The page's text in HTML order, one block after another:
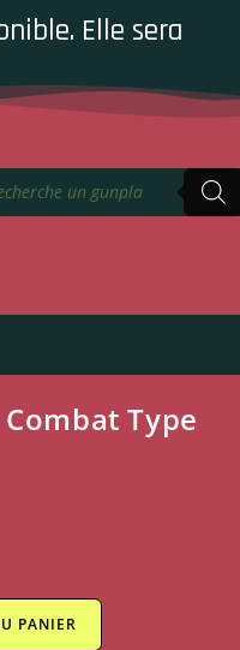
Elle sera
Type
PANIER